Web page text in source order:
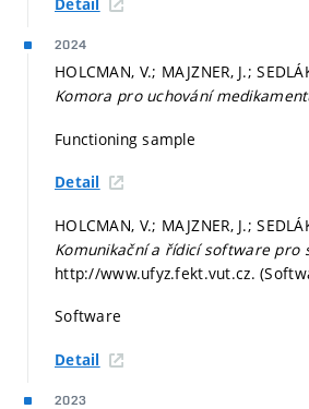
Detail
2024
HOLCMAN, V.; MAJZNER, J.;
Komora pro uchování
Functioning sample
Detail
HOLCMAN, V.; MAJZNER, J.;
Komunikační a řídicí software pro
http://www.ufyz.fekt.vut.cz.
Software
Detail
2023